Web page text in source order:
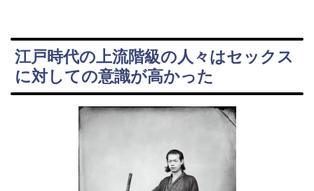
江戸時代の上流階級の人々はセックス
に対しての意識が高かった